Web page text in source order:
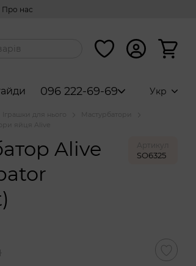
Про нас
096 222-69-69 Укр
Іграшки для нього
Мастурбатори
яйця Alive
Alive
Артикул
SO6325